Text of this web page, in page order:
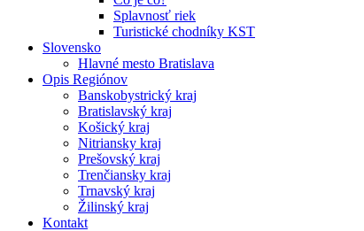
Splavnosť riek
Turistické chodníky KST
Slovensko
Hlavné mesto Bratislava
Opis Regiónov
Banskobystrický kraj
Bratislavský kraj
Košický kraj
Nitriansky kraj
Prešovský kraj
Trenčiansky kraj
Trnavský kraj
Žilinský kraj
Kontakt